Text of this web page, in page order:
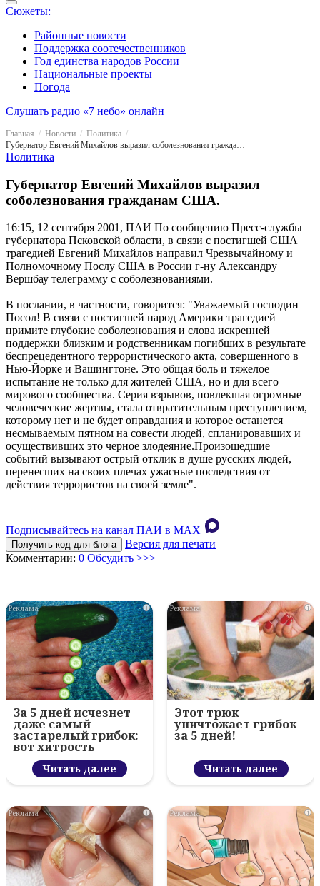
Сюжеты:
Районные новости
Поддержка соотечественников
Год единства народов России
Национальные проекты
Погода
Слушать радио «7 небо» онлайн
Главная Новости
Политика
Губернатор Евгений Михайлов выразил соболезнования гражданам США.
Политика
Губернатор Евгений Михайлов выразил
соболезнования гражданам США.
16:15, 12 сентября 2001, ПАИ По сообщению Пресс-службы
губернатора Псковской области, в связи с постигшей США
трагедией Евгений Михайлов направил Чрезвычайному и
Полномочному Послу США в России г-ну Александру
Вершбау телеграмму с соболезнованиями.
В послании, в частности, говорится: "Уважаемый господин
Посол! В связи с постигшей народ Америки трагедией
примите глубокие соболезнования и слова искренней
поддержки близким и родственникам погибших в результате
беспрецедентного террористического акта, совершенного в
Нью-Йорке и Вашингтоне. Это общая боль и тяжелое
испытание не только для жителей США, но и для всего
мирового сообщества. Серия взрывов, повлекшая огромные
человеческие жертвы, стала отвратительным преступлением,
которому нет и не будет оправдания и которое останется
несмываемым пятном на совести людей, спланировавших и
осуществивших это черное злодеяние.Произошедшие
событий вызывают острый отклик в душе русских людей,
перенесших на своих плечах ужасные последствия от
действия террористов на своей земле".
Подписывайтесь на канал ПАИ в MAХ
Получить код для блога
Версия для печати
Комментарии: 0 Обсудить >>>
i
За 5 дней исчезнет
даже самый
застарелый грибок:
вот хитрость
Читать далее
i
Этот трюк
уничтожает грибок
за 5 дней!
Читать далее
i i